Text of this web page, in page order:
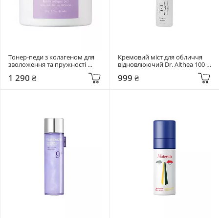
Тонер-педи з колагеном для
зволоження та пружності
Needly 80 шт Retifit Collagen
Pad
1 290 ₴
Кремовий міст для обличчя
відновлюючий Dr. Althea 100
999 ₴